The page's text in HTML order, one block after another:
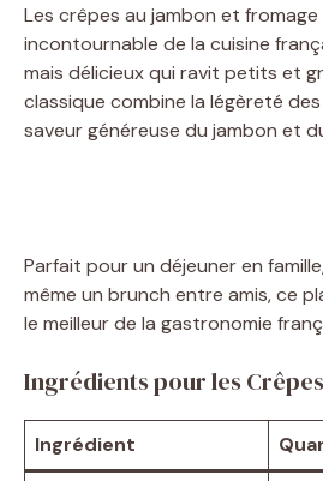
Les crêpes au jambon et
incontournable de la cuisine
mais délicieux qui ravit petits et
classique combine la légèreté
saveur généreuse du jambon et
Parfait pour un déjeuner en
même un brunch entre amis, ce
le meilleur de la gastronomie
Ingrédients pour les Crêpes
Ingrédient